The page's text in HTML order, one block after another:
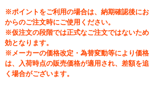
※ポイントをご利用の場合は、納期確認後に
からのご注文時にご使用ください。
※仮注文の段階では正式なご注文ではないた
効となります。
※メーカーの価格改定・為替変動等により価
は、入荷時点の販売価格が適用され、差額を
く場合がございます。